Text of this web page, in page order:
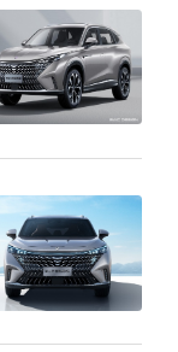
全新 DM2
顺，动力响